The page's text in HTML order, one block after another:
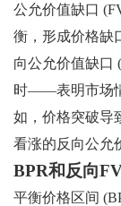
公允价值缺口
衡，形成价格缺
向公允价值缺口
时——表明市场
如，价格突破导
看涨的反向公允
BPR和反向
平衡价格区间